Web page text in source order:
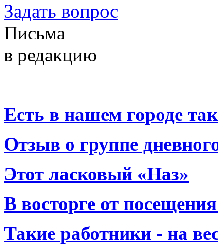
Задать вопрос
Письма
в редакцию
Есть в нашем городе
Отзыв о группе
Этот ласковый «Наз»
В восторге от
Такие работники - на